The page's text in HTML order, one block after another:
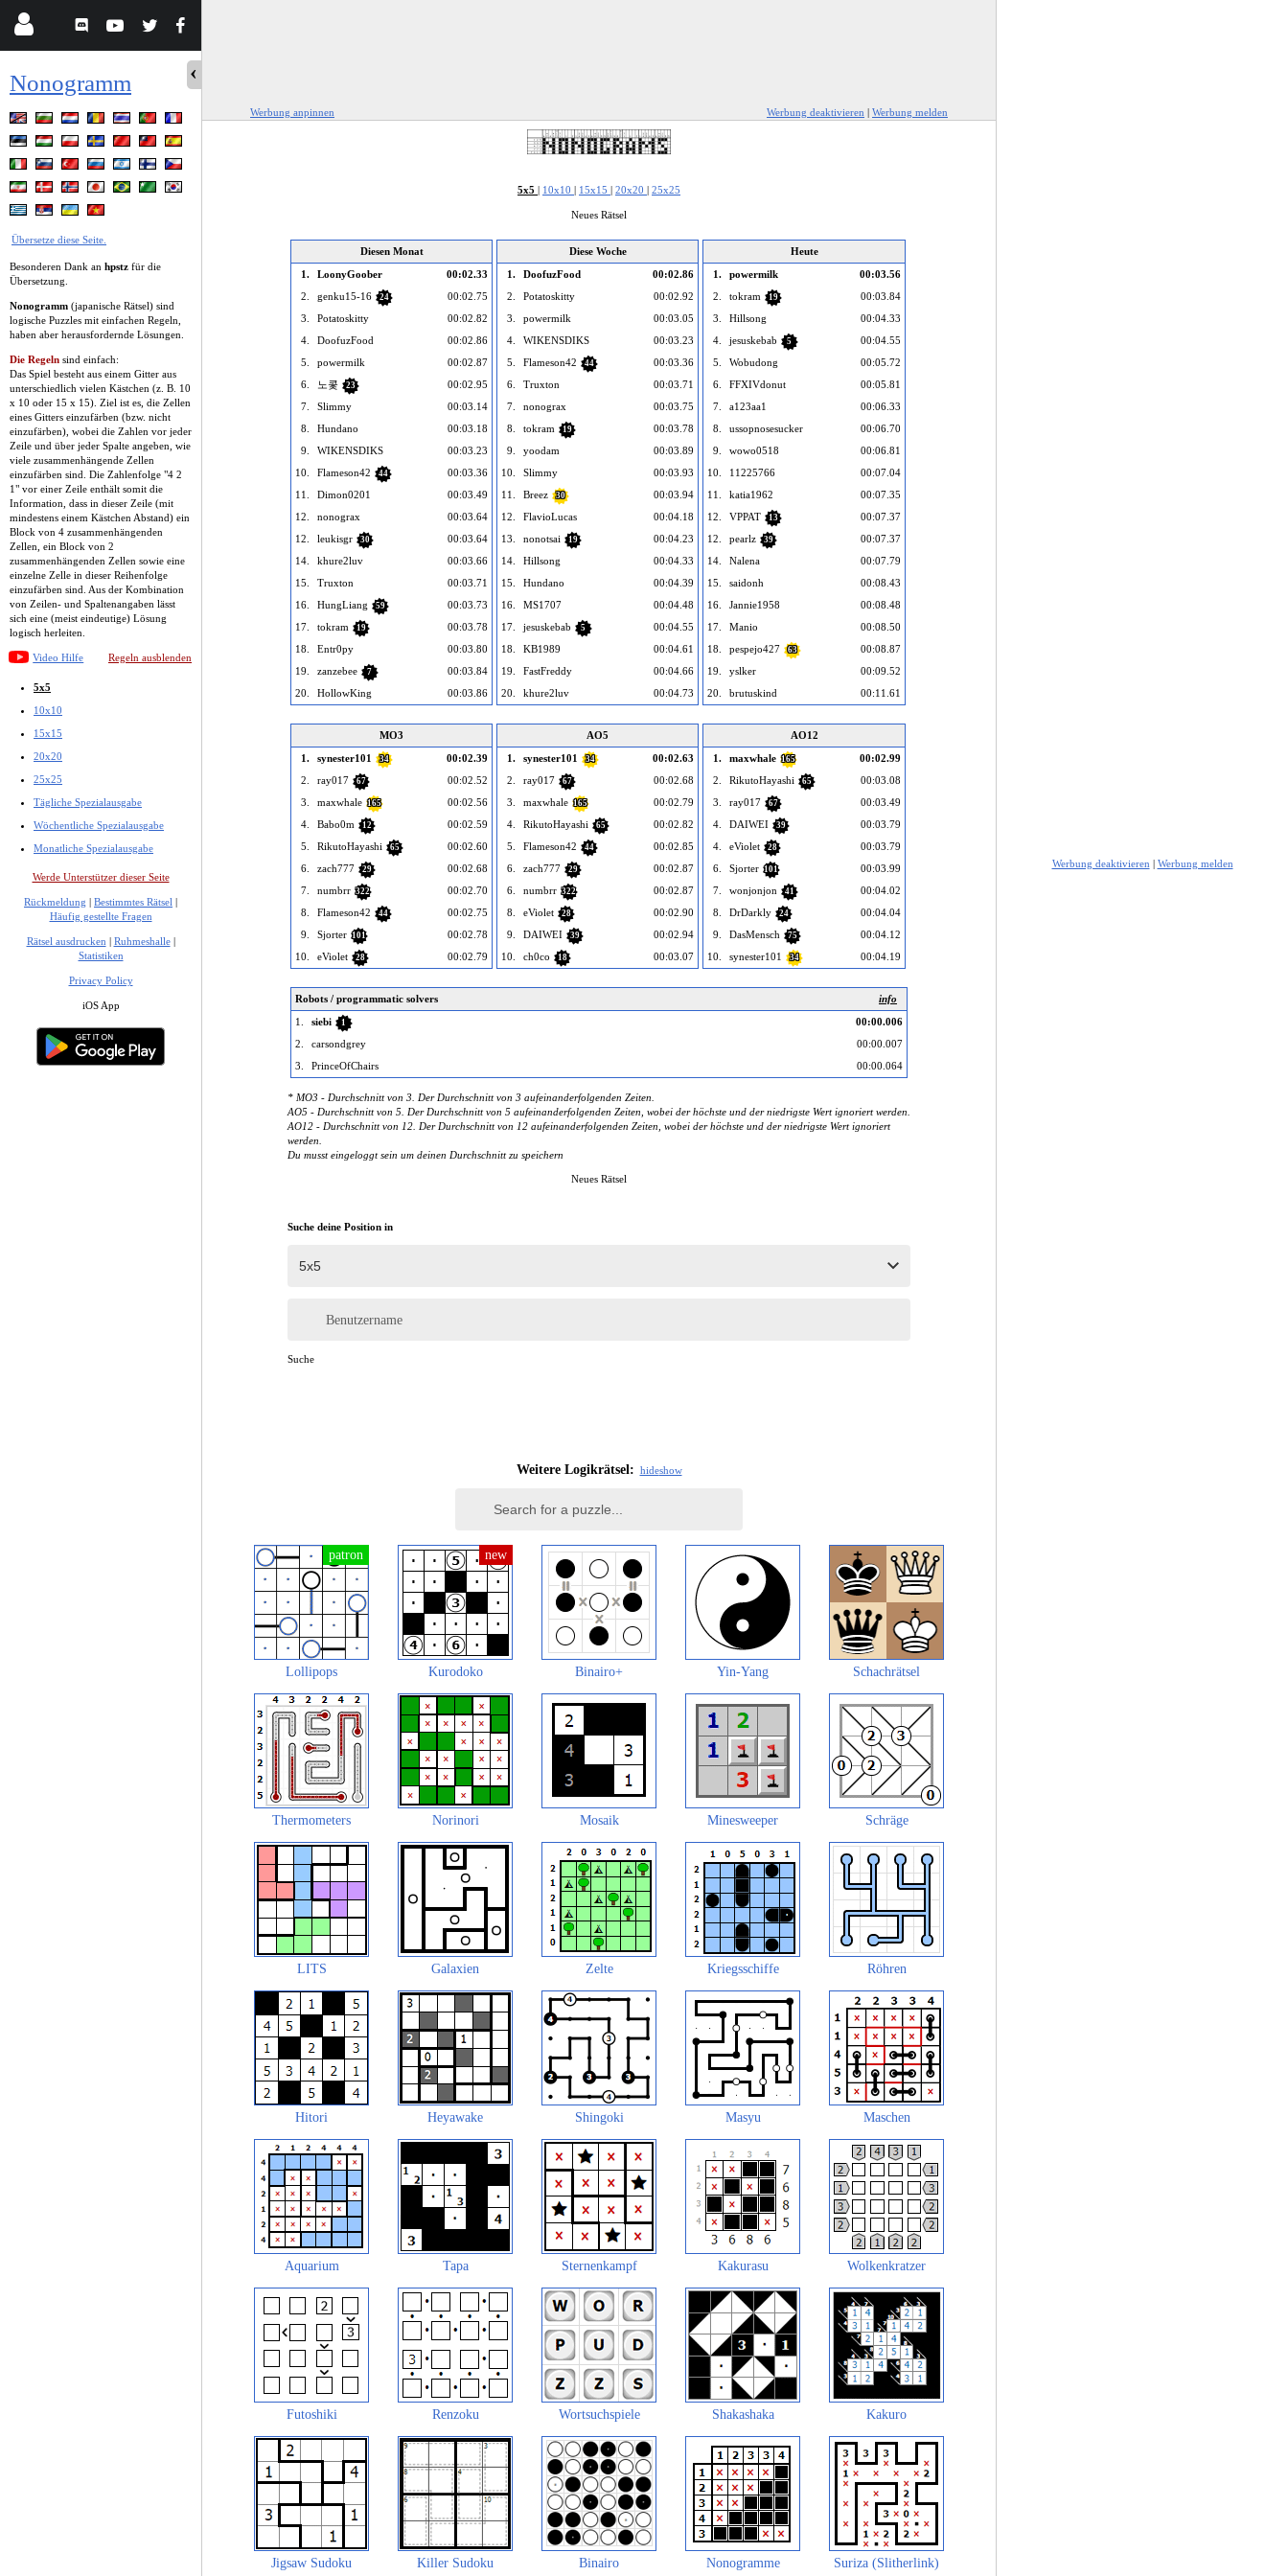
Nonogramm
Übersetze diese Seite.
Besonderen Dank an hpstz für die
Übersetzung.
Nonogramm (japanische Rätsel) sind
logische Puzzles mit einfachen Regeln,
haben aber herausfordernde Lösungen.
Die Regeln sind einfach:
Das Spiel besteht aus einem Gitter aus
unterschiedlich vielen Kästchen (z. B. 10
x 10 oder 15 x 15). Ziel ist es, die Zellen
eines Gitters einzufärben (bzw. nicht
einzufärben), wobei die Zahlen vor jeder
Zeile und über jeder Spalte angeben, wie
viele zusammenhängende Zellen
einzufärben sind. Die Zahlenfolge "4 2
1" vor einer Zeile enthält somit die
Information, dass in dieser Zeile (mit
mindestens einem Kästchen Abstand) ein
Block von 4 zusammenhängenden
Zellen, ein Block von 2
zusammenhängenden Zellen sowie eine
einzelne Zelle in dieser Reihenfolge
einzufärben sind. Aus der Kombination
von Zeilen- und Spaltenangaben lässt
sich eine (meist eindeutige) Lösung
logisch herleiten.
Video Hilfe Regeln ausblenden
5x5
10x10
15x15
20x20
25x25
Tägliche Spezialausgabe
Wöchentliche Spezialausgabe
Monatliche Spezialausgabe
Werde Unterstützer dieser Seite
Rückmeldung | Bestimmtes Rätsel |
Häufig gestellte Fragen
Rätsel ausdrucken | Ruhmeshalle|
Statistiken
Privacy Policy
iOS App
Werbung anpinnen Werbung deaktivieren | Werbung melden
5x5 | 10x10 | 15x15 | 20x20 | 25x25
Neues Rätsel
Diesen Monat
1.
LoonyGoober
00:02.33
2.
genku15-16 24
00:02.75
3.
Potatoskitty
00:02.82
4.
DoofuzFood
00:02.86
5.
powermilk
00:02.87
6.
노콫 23
00:02.95
7.
Slimmy
00:03.14
8.
Hundano
00:03.18
9.
WIKENSDIKS
00:03.23
10.
Flameson42 44
00:03.36
11.
Dimon0201
00:03.49
12.
nonograx
00:03.64
12.
leukisgr 30
00:03.64
14.
khure2luv
00:03.66
15.
Truxton
00:03.71
16.
HungLiang 59
00:03.73
17.
tokram 19
00:03.78
18.
Entr0py
00:03.80
19.
zanzebee 7
00:03.84
20.
HollowKing 00:03.86
Diese Woche
1.
DoofuzFood
00:02.86
2.
Potatoskitty
00:02.92
3.
powermilk
00:03.05
4.
WIKENSDIKS
00:03.23
5.
Flameson42 44
00:03.36
6.
Truxton
00:03.71
7.
nonograx
00:03.75
8.
tokram 19
00:03.78
9.
yoodam
00:03.89
10.
Slimmy
00:03.93
11.
Breez 30
00:03.94
12.
FlavioLucas
00:04.18
13.
nonotsai 19
00:04.23
14.
Hillsong
00:04.33
15.
Hundano
00:04.39
16.
MS1707
00:04.48
17.
jesuskebab 5
00:04.55
18.
KB1989
00:04.61
19.
FastFreddy
00:04.66
20.
khure2luv 00:04.73
Heute
1.
powermilk
00:03.56
2.
tokram 19
00:03.84
3.
Hillsong
00:04.33
4.
jesuskebab 5
00:04.55
5.
Wobudong
00:05.72
6.
FFXIVdonut
00:05.81
7.
a123aa1
00:06.33
8.
ussopnosesucker
00:06.70
9.
wowo0518
00:06.81
10.
11225766
00:07.04
11.
katia1962
00:07.35
12.
VPPAT 13
00:07.37
12.
pearlz 39
00:07.37
14.
Nalena
00:07.79
15.
saidonh
00:08.43
16.
Jannie1958
00:08.48
17.
Manio
00:08.50
18.
pespejo427 63
00:08.87
19.
yslker
00:09.52
20.
brutuskind 00:11.61
MO3
1.
synester101 34
00:02.39
2.
ray017 67
00:02.52
3.
maxwhale 165
00:02.56
4.
Babo0m 12
00:02.59
5.
RikutoHayashi 65
00:02.60
6.
zach777 29
00:02.68
7.
numbrr 322
00:02.70
8.
Flameson42 44
00:02.75
9.
Sjorter 101
00:02.78
10.
eViolet 28 00:02.79
AO5
1.
synester101 34
00:02.63
2.
ray017 67
00:02.68
3.
maxwhale 165
00:02.79
4.
RikutoHayashi 65
00:02.82
5.
Flameson42 44
00:02.85
6.
zach777 29
00:02.87
6.
numbrr 322
00:02.87
8.
eViolet 28
00:02.90
9.
DAIWEI 39
00:02.94
10.
ch0co 18 00:03.07
AO12
1.
maxwhale 165
00:02.99
2.
RikutoHayashi 65
00:03.08
3.
ray017 67
00:03.49
4.
DAIWEI 39
00:03.79
4.
eViolet 28
00:03.79
6.
Sjorter 101
00:03.99
7.
wonjonjon 41
00:04.02
8.
DrDarkly 24
00:04.04
9.
DasMensch 75
00:04.12
10.
synester101 34 00:04.19
Robots / programmatic solvers
info
1.
siebi 1
00:00.006
2.
carsondgrey
00:00.007
3.
PrinceOfChairs 00:00.064
* MO3 - Durchschnitt von 3. Der Durchschnitt von 3 aufeinanderfolgenden Zeiten.
AO5 - Durchschnitt von 5. Der Durchschnitt von 5 aufeinanderfolgenden Zeiten, wobei der höchste und der niedrigste Wert ignoriert werden.
AO12 - Durchschnitt von 12. Der Durchschnitt von 12 aufeinanderfolgenden Zeiten, wobei der höchste und der niedrigste Wert ignoriert
werden.
Du musst eingeloggt sein um deinen Durchschnitt zu speichern
Neues Rätsel
Suche deine Position in
Benutzername
Suche
Weitere Logikrätsel: hideshow
Lollipops Kurodoko Binairo+ Yin-Yang Schachrätsel
Thermometers Norinori Mosaik Minesweeper Schräge
LITS Galaxien Zelte Kriegsschiffe Röhren
Hitori Heyawake Shingoki Masyu Maschen
Aquarium Tapa Sternenkampf Kakurasu Wolkenkratzer
Futoshiki Renzoku Wortsuchspiele Shakashaka Kakuro
Jigsaw Sudoku Killer Sudoku Binairo Nonogramme Suriza (Slitherlink)
Werbung deaktivieren | Werbung melden